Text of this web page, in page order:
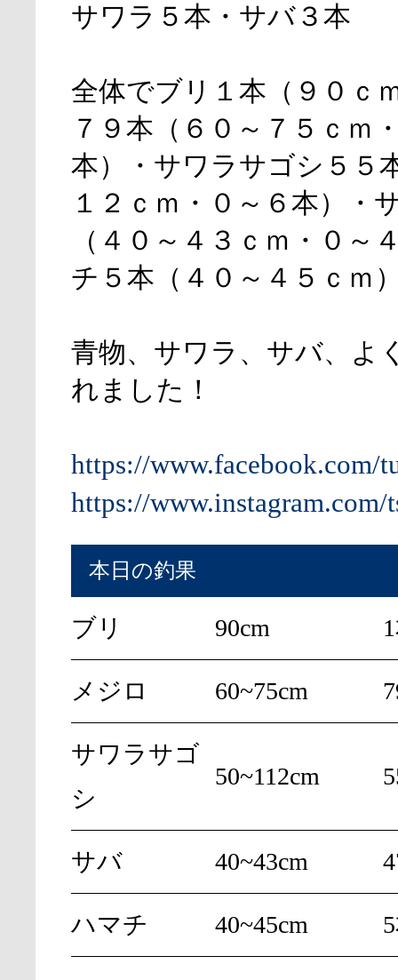
サワラ５本・サバ３本
全体でブリ１本（９０ｃ
７９本（６０～７５ｃｍ
本）・サワラサゴシ５５
１２ｃｍ・０～６本）・
（４０～４３ｃｍ・０～
チ５本（４０～４５ｃｍ
青物、サワラ、サバ、よ
れました！
https://www.facebook.com/
https://www.instagram.com/
本日の釣果
ブリ 90cm
メジロ 60~75cm
サワラサゴ
シ
50~112cm
サバ 40~43cm
ハマチ 40~45cm